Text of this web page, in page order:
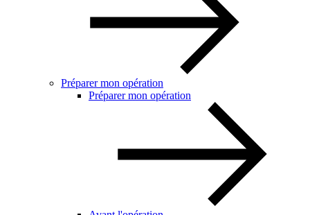
Préparer mon opération
Préparer mon opération